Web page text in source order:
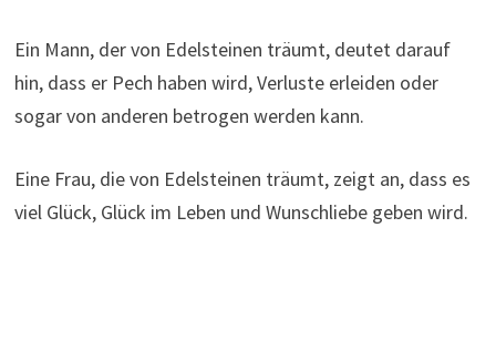
Ein Mann, der von Edelsteinen träumt, deutet darauf
hin, dass er Pech haben wird, Verluste erleiden oder
sogar von anderen betrogen werden kann.
Eine Frau, die von Edelsteinen träumt, zeigt an, dass es
viel Glück, Glück im Leben und Wunschliebe geben wird.